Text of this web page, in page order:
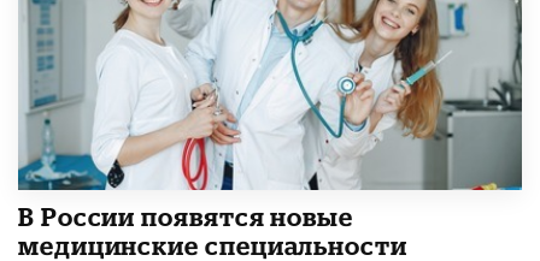
В России появятся новые
медицинские специальности